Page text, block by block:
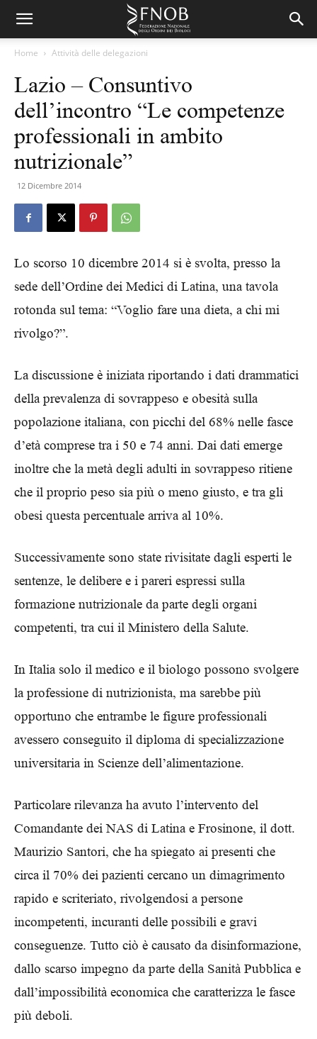
Home Attività delle delegazioni
Lazio – Consuntivo
dell’incontro “Le competenze
professionali in ambito
nutrizionale”
12 Dicembre 2014
Lo scorso 10 dicembre 2014 si è svolta, presso la
sede dell’Ordine dei Medici di Latina, una tavola
rotonda sul tema: “Voglio fare una dieta, a chi mi
rivolgo?”.
La discussione è iniziata riportando i dati drammatici
della prevalenza di sovrappeso e obesità sulla
popolazione italiana, con picchi del 68% nelle fasce
d’età comprese tra i 50 e 74 anni. Dai dati emerge
inoltre che la metà degli adulti in sovrappeso ritiene
che il proprio peso sia più o meno giusto, e tra gli
obesi questa percentuale arriva al 10%.
Successivamente sono state rivisitate dagli esperti le
sentenze, le delibere e i pareri espressi sulla
formazione nutrizionale da parte degli organi
competenti, tra cui il Ministero della Salute.
In Italia solo il medico e il biologo possono svolgere
la professione di nutrizionista, ma sarebbe più
opportuno che entrambe le figure professionali
avessero conseguito il diploma di specializzazione
universitaria in Scienze dell’alimentazione.
Particolare rilevanza ha avuto l’intervento del
Comandante dei NAS di Latina e Frosinone, il dott.
Maurizio Santori, che ha spiegato ai presenti che
circa il 70% dei pazienti cercano un dimagrimento
rapido e scriteriato, rivolgendosi a persone
incompetenti, incuranti delle possibili e gravi
conseguenze. Tutto ciò è causato da disinformazione,
dallo scarso impegno da parte della Sanità Pubblica e
dall’impossibilità economica che caratterizza le fasce
più deboli.